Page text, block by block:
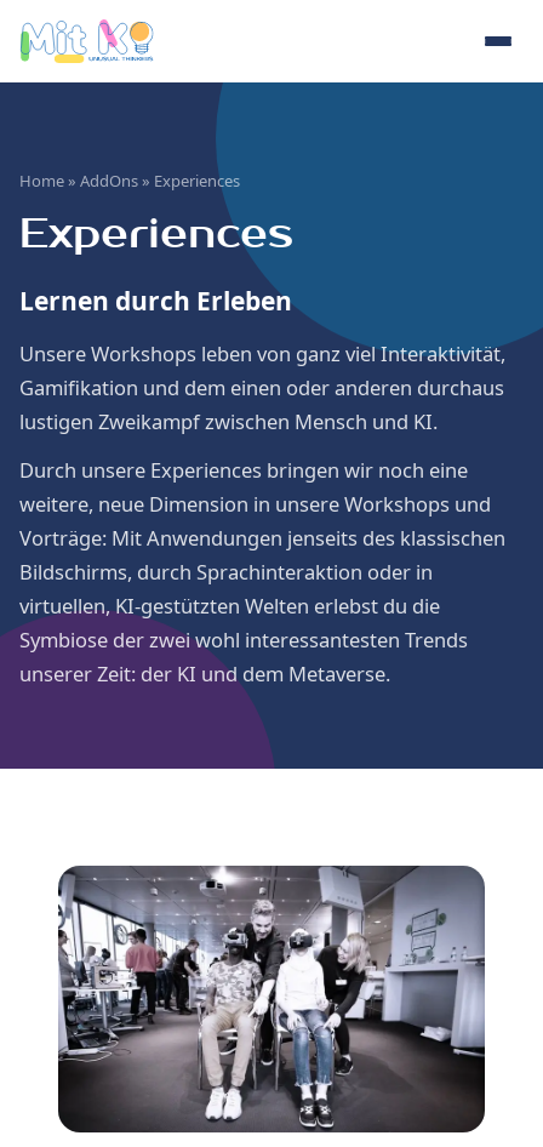
Home» AddOns» Experiences
Experiences
Lernen durch Erleben
Unsere Workshops leben von ganz viel Interaktivität,
Gamifikation und dem einen oder anderen durchaus
lustigen Zweikampf zwischen Mensch und KI.
Durch unsere Experiences bringen wir noch eine
weitere, neue Dimension in unsere Workshops und
Vorträge: Mit Anwendungen jenseits des klassischen
Bildschirms, durch Sprachinteraktion oder in
virtuellen, KI-gestützten Welten erlebst du die
Symbiose der zwei wohl interessantesten Trends
unserer Zeit: der KI und dem Metaverse.